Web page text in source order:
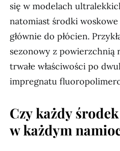
się w modelach
natomiast środki
głównie do płócien.
sezonowy z powierzchnią
trwałe właściwości po
impregnatu
Czy każdy
w każdym